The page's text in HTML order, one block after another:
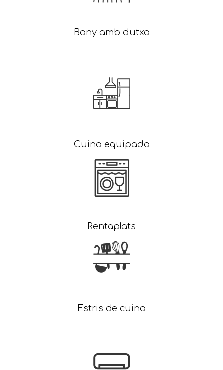
Bany amb dutxa
Cuina equipada
Rentaplats
Estris de cuina